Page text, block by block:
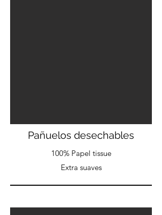
Pañuelos desechables
100% Papel tissue
Extra suaves